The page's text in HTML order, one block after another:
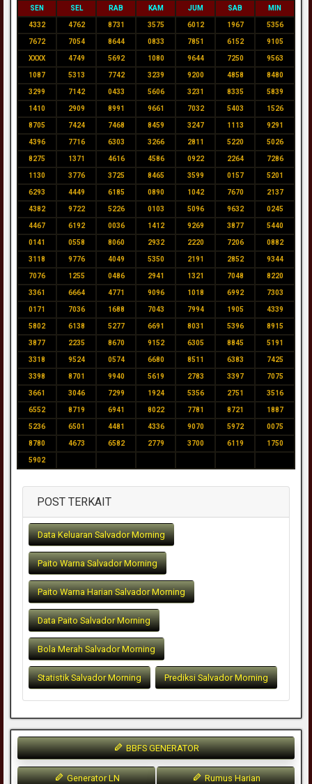
SEN SEL RAB KAM JUM SAB MIN
4332 4762 8731 3575 6012 1967 5356
7672 7054 8644 0833 7851 6152 9105
XXXX 4749 5692 1080 9644 7250 9563
1087 5313 7742 3239 9200 4858 8480
3299 7142 0433 5606 3231 8335 5839
1410 2909 8991 9661 7032 5403 1526
8705 7424 7468 8459 3247 1113 9291
4396 7716 6303 3266 2811 5220 5026
8275 1371 4616 4586 0922 2264 7286
1130 3776 3725 8465 3599 0157 5201
6293 4449 6185 0890 1042 7670 2137
4382 9722 5226 0103 5096 9632 0245
4467 6192 0036 1412 9269 3877 5440
0141 0558 8060 2932 2220 7206 0882
3118 9776 4049 5350 2191 2852 9344
7076 1255 0486 2941 1321 7048 8220
3361 6664 4771 9096 1018 6992 7303
0171 7036 1688 7043 7994 1905 4339
5802 6138 5277 6691 8031 5396 8915
3877 2235 8670 9152 6305 8845 5191
3318 9524 0574 6680 8511 6383 7425
3398 8701 9940 5619 2783 3397 7075
3661 3046 7299 1924 5356 2751 3516
6552 8719 6941 8022 7781 8721 1887
5236 6501 4481 4336 9070 5972 0075
8780 4673 6582 2779 3700 6119 1750
5902
POST TERKAIT
Data Keluaran Salvador Morning
Paito Warna Salvador Morning
Paito Warna Harian Salvador Morning
Data Paito Salvador Morning
Bola Merah Salvador Morning
Statistik Salvador Morning Prediksi Salvador Morning
BBFS GENERATOR
Generator LN Rumus Harian